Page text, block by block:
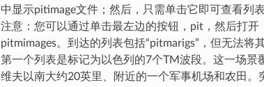
中显示pitimage文件；然后，只需单击它即可查看列表
注意：您可以通过单击最左边的按钮，pit，然后打开
pitmimages。到达的列表包括“pitmarigs”，但无法将
第一个列表是标记为以色列的7个TM波段。这一场景
维夫以南大约20英里、附近的一个军事机场和农田